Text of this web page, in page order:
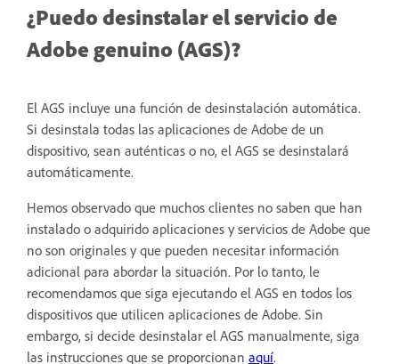
¿Puedo desinstalar el servicio de
Adobe genuino (AGS)?
El AGS incluye una función de desinstalación automática.
Si desinstala todas las aplicaciones de Adobe de un
dispositivo, sean auténticas o no, el AGS se desinstalará
automáticamente.
Hemos observado que muchos clientes no saben que han
instalado o adquirido aplicaciones y servicios de Adobe que
no son originales y que pueden necesitar información
adicional para abordar la situación. Por lo tanto, le
recomendamos que siga ejecutando el AGS en todos los
dispositivos que utilicen aplicaciones de Adobe. Sin
embargo, si decide desinstalar el AGS manualmente, siga
las instrucciones que se proporcionan aquí.